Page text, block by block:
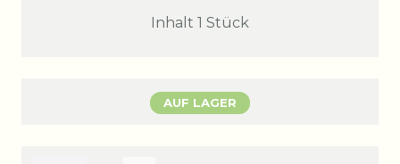
Inhalt 1 Stück
AUF LAGER